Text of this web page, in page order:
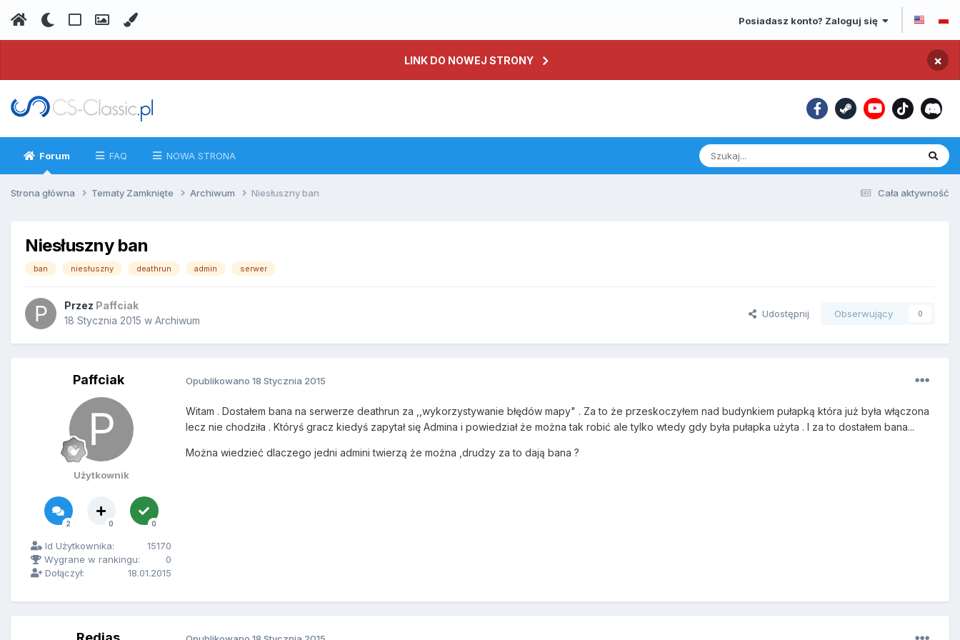
Posiadasz konto? Zaloguj się
LINK DO NOWEJ STRONY ×
Forum FAQ NOWA STRONA
Cała aktywność
Strona główna Tematy Zamknięte Archiwum Niesłuszny ban
Niesłuszny ban
ban niesłuszny deathrun admin serwer
Przez Paffciak
18 Stycznia 2015 w Archiwum
Udostępnij Obserwujący 0
Paffciak
Użytkownik
2 0 0
Id Użytkownika:
15170
Wygrane w rankingu:
0
Dołączył:
18.01.2015
Opublikowano 18 Stycznia 2015
Witam . Dostałem bana na serwerze deathrun za ,,wykorzystywanie błędów mapy" . Za to że przeskoczyłem nad budynkiem pułapką która już była włączona
lecz nie chodziła . Któryś gracz kiedyś zapytał się Admina i powiedział że można tak robić ale tylko wtedy gdy była pułapka użyta . I za to dostałem bana...
Można wiedzieć dlaczego jedni admini twierzą że można ,drudzy za to dają bana ?